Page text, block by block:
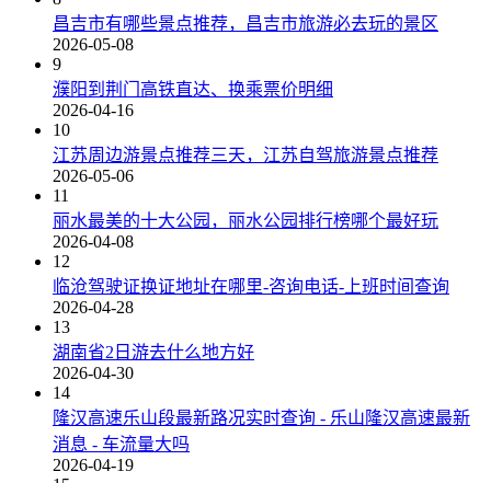
昌吉市有哪些景点推荐，昌吉市旅游必去玩的景区
2026-05-08
9
濮阳到荆门高铁直达、换乘票价明细
2026-04-16
10
江苏周边游景点推荐三天，江苏自驾旅游景点推荐
2026-05-06
11
丽水最美的十大公园，丽水公园排行榜哪个最好玩
2026-04-08
12
临沧驾驶证换证地址在哪里-咨询电话-上班时间查询
2026-04-28
13
湖南省2日游去什么地方好
2026-04-30
14
隆汉高速乐山段最新路况实时查询 - 乐山隆汉高速最新
消息 - 车流量大吗
2026-04-19